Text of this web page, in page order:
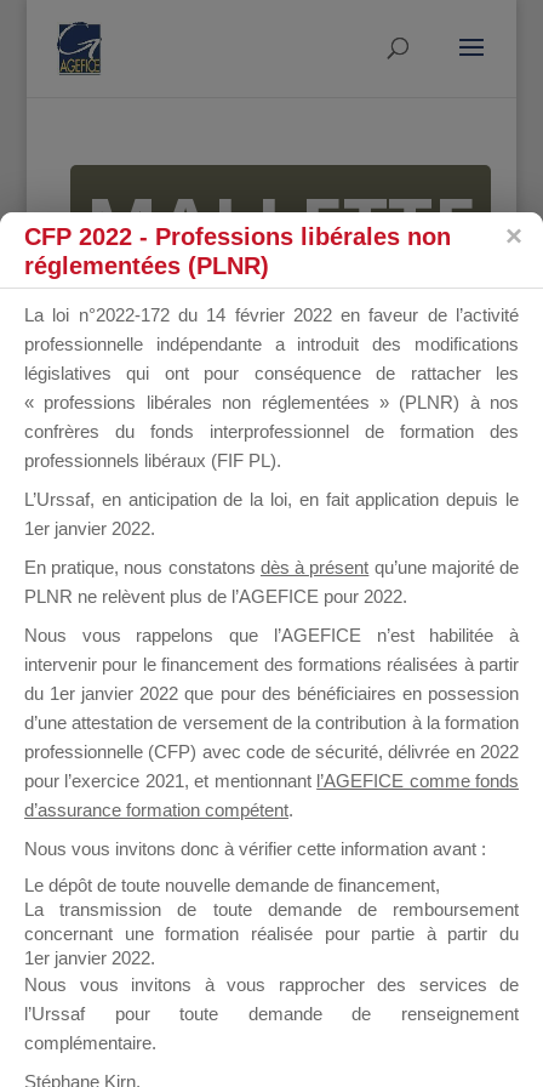
MALLETTE
DU
DIRIGEANT
il y a un mois
Ce groupe est destiné aux Organismes de
Formation qui souhaitent répondre à l’Appel à
Propositions Mallette du Dirigeant.
Ce groupe propose un forum dédié au support
sur lequel il est possible de laisser un message
ou poser une question.
NB : Il est nécessaire d’être
pouvoir rejoindre ce groupe
CFP 2022 - Professions libérales non
réglementées (PLNR)
La loi n°2022-172 du 14 février 2022 en faveur de l’activité
professionnelle indépendante a introduit des modifications
législatives qui ont pour conséquence de rattacher les
« professions libérales non réglementées » (PLNR) à nos
confrères du fonds interprofessionnel de formation des
professionnels libéraux (FIF PL).
L’Urssaf, en anticipation de la loi, en fait application depuis le
1er janvier 2022.
En pratique, nous constatons dès à présent qu’une majorité de
PLNR ne relèvent plus de l’AGEFICE pour 2022.
Nous vous rappelons que l’AGEFICE n’est habilitée à
intervenir pour le financement des formations réalisées à partir
du 1er janvier 2022 que pour des bénéficiaires en possession
d’une attestation de versement de la contribution à la formation
professionnelle (CFP) avec code de sécurité, délivrée en 2022
pour l’exercice 2021, et mentionnant l’AGEFICE comme fonds
d’assurance formation compétent.
Nous vous invitons donc à vérifier cette information avant :
Le dépôt de toute nouvelle demande de financement,
La transmission de toute demande de remboursement
concernant une formation réalisée pour partie à partir du
1er janvier 2022.
Nous vous invitons à vous rapprocher des services de
l’Urssaf pour toute demande de renseignement
complémentaire.
Stéphane Kirn,